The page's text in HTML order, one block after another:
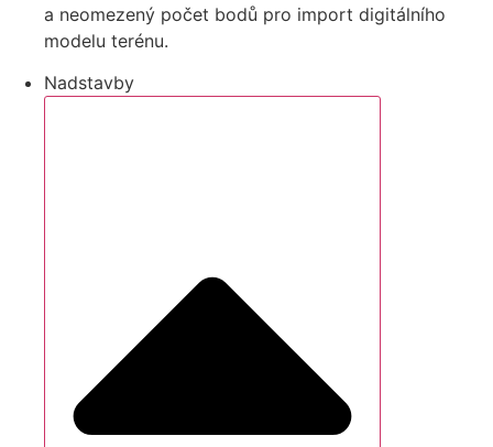
a neomezený počet bodů pro import digitálního
modelu terénu.
Nadstavby